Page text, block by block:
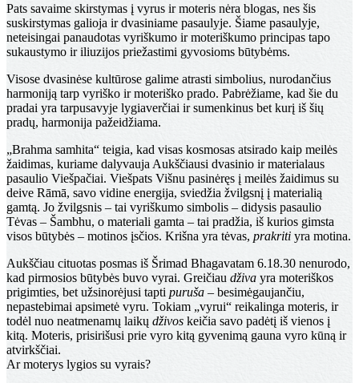
Pats savaime skirstymas į vyrus ir moteris nėra blogas, nes šis
suskirstymas galioja ir dvasiniame pasaulyje. Šiame pasaulyje,
neteisingai panaudotas vyriškumo ir moteriškumo principas tapo
sukaustymo ir iliuzijos priežastimi gyvosioms būtybėms.
Visose dvasinėse kultūrose galime atrasti simbolius, nurodančius
harmoniją tarp vyriško ir moteriško prado. Pabrėžiame, kad šie du
pradai yra tarpusavyje lygiaverčiai ir sumenkinus bet kurį iš šių
pradų, harmonija pažeidžiama.
„Brahma samhita“ teigia, kad visas kosmosas atsirado kaip meilės
žaidimas, kuriame dalyvauja Aukščiausi dvasinio ir materialaus
pasaulio Viešpačiai. Viešpats Višnu pasinėręs į meilės žaidimus su
deive Rāmā, savo vidine energija, sviedžia žvilgsnį į materialią
gamtą. Jo žvilgsnis – tai vyriškumo simbolis – didysis pasaulio
Tėvas – Šambhu, o materiali gamta – tai pradžia, iš kurios gimsta
visos būtybės – motinos įsčios. Krišna yra tėvas, prakriti yra motina.
Aukščiau cituotas posmas iš Šrimad Bhagavatam 6.18.30 nenurodo,
kad pirmosios būtybės buvo vyrai. Greičiau dživa yra moteriškos
prigimties, bet užsinorėjusi tapti puruša – besimėgaujančiu,
nepastebimai apsimetė vyru. Tokiam „vyrui“ reikalinga moteris, ir
todėl nuo neatmenamų laikų dživos keičia savo padėtį iš vienos į
kitą. Moteris, prisirišusi prie vyro kitą gyvenimą gauna vyro kūną ir
atvirkščiai.
Ar moterys lygios su vyrais?